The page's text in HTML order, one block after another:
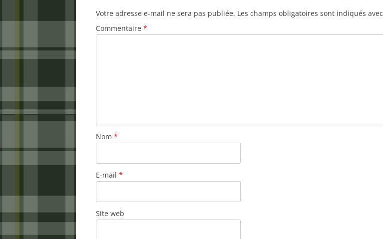
Votre adresse e-mail ne sera pas publiée. Les champs obligatoires sont indiqués avec
Commentaire *
Nom *
E-mail *
Site web